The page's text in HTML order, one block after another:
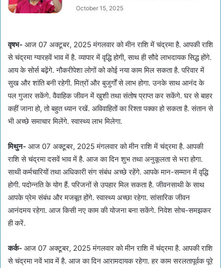
October 15, 2025
वृषभ- आज 07 अक्टूबर, 2025 मंगलवार को मीन राशि में चंद्रमा है. आपकी राशि
से चंद्रमा ग्यारहवें भाव में है. व्यापार में वृद्धि होगी, साथ ही सौदे लाभदायक सिद्ध होंगे.
आय के सोर्स बढ़ेंगे. नौकरीपेशा लोगों को कोई नया काम मिल सकता है. परिवार में
सुख और शांति बनी रहेगी. मित्रों और बुजुर्गों से लाभ होगा. उनके साथ आनंद के
पल गुजार सकेंगे. वैवाहिक जीवन में खुशी तथा संतोष प्राप्त कर सकेंगे. घर से बाहर
कहीं जाना हो, तो बहुत ध्यान रखें. अविवाहितों का रिश्ता पक्का हो सकता है. संतान से
भी अच्छे समाचार मिलेंगे. स्वास्थ्य लाभ मिलेगा.
मिथुन- आज 07 अक्टूबर, 2025 मंगलवार को मीन राशि में चंद्रमा है. आपकी
राशि से चंद्रमा दसवें भाव में है. आज का दिन शुभ तथा अनुकूलता से भरा होगा.
साथी कर्मचारियों तथा अधिकारी संग संबंध अच्छे रहेंगे. आपके मान-सम्मान में वृद्धि
होगी. पदोन्नति के योग हैं. परिजनों से उपहार मिल सकता है. जीवनसाथी के साथ
आपके प्रेम संबंध और मजबूत होंगे. स्वास्थ्य अच्छा रहेगा. सांसारिक जीवन
आनंदमय रहेगा. आज किसी नए काम की योजना बना सकेंगे. निवेश सोच-समझकर
ही करें.
कर्क- आज 07 अक्टूबर, 2025 मंगलवार को मीन राशि में चंद्रमा है. आपकी राशि
से चंद्रमा नवें भाव में है. आज का दिन आरामदायक रहेगा. हर काम सरलतापूर्वक पूरे